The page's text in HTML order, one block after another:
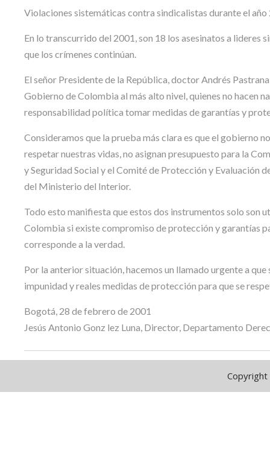
Violaciones sistemáticas contra sindicalistas durante el año
En lo transcurrido del 2001, son 18 los asesinatos a lideres
que los crímenes continúan.
El señor Presidente de la República, doctor Andrés
Gobierno de Colombia al más alto nivel, quienes no hacen
responsabilidad política tomar medidas de garantías y
Consideramos que la prueba más clara es que el gobierno
respetar nuestras vidas, no asignan presupuesto para la
y Seguridad Social y el Comité de Protección y Evaluación
del Ministerio del Interior.
Todo esto manifiesta que estos dos instrumentos solo son
Colombia si existe compromiso de protección y garantías
corresponde a la verdad.
Por la anterior situación, hacemos un llamado urgente a
impunidad y reales medidas de protección para que se
Bogotá, 28 de febrero de 2001
Jesús Antonio Gonz lez Luna, Director, Departamento
Copyright